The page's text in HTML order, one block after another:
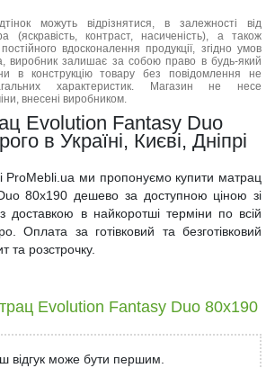
можуть відрізнятися, в залежності від
(яскравість, контраст, насиченість), а також
вдосконалення продукції, згідно умов
виробник залишає за собою право в будь-який
в конструкцію товару без повідомлення не
характеристик. Магазин не несе
внесені виробником.
Evolution Fantasy Duo
в Україні, Києві, Дніпрі
ProMebli.ua ми пропонуємо купити матрац
80x190 дешево за доступною ціною зі
доставкою в найкоротші терміни по всій
Оплата за готівковий та безготівковий
та розстрочку.
Evolution Fantasy Duo 80х190
відгук може бути першим.